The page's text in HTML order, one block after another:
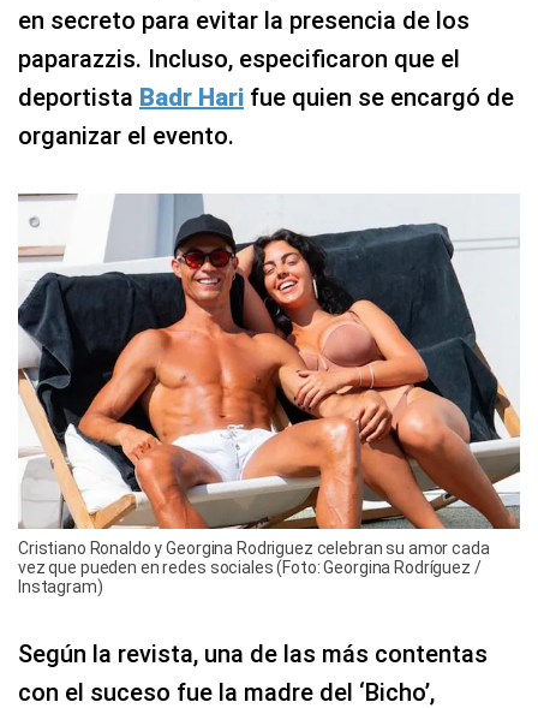
en secreto para evitar la presencia de los
paparazzis. Incluso, especificaron que el
deportista Badr Hari fue quien se encargó de
organizar el evento.
Cristiano Ronaldo y Georgina Rodriguez celebran su amor cada
vez que pueden en redes sociales (Foto: Georgina Rodríguez /
Instagram)
Según la revista, una de las más contentas
con el suceso fue la madre del ‘Bicho’,